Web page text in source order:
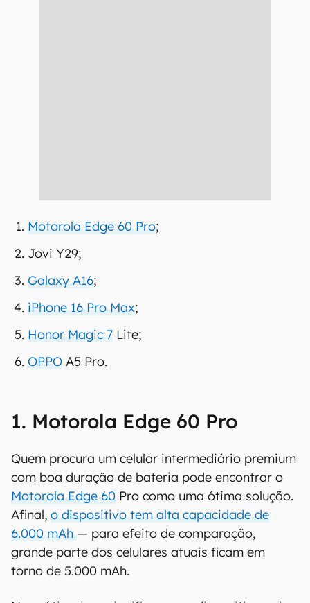
Motorola Edge 60 Pro;
Jovi Y29;
Galaxy A16;
iPhone 16 Pro Max;
Honor Magic 7 Lite;
OPPO A5 Pro.
1. Motorola Edge 60 Pro
Quem procura um celular intermediário premium
com boa duração de bateria pode encontrar o
Motorola Edge 60 Pro como uma ótima solução.
Afinal, o dispositivo tem alta capacidade de
6.000 mAh — para efeito de comparação,
grande parte dos celulares atuais ficam em
torno de 5.000 mAh.